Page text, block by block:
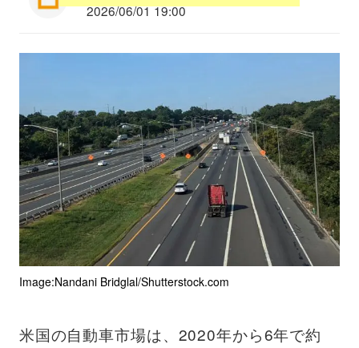
2026/06/01 19:00
Image:Nandani Bridglal/Shutterstock.com
米国の自動車市場は、2020年から6年で約